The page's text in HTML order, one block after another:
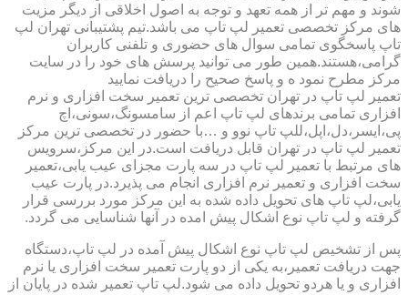
شوند و مهم تر از همه تعهد و توجه به اصول اخلاقی از دیگر مزیت
های مرکز تخصصی تعمیر لپ تاپ می باشد.تیم پشتیبانی تهران لپ
تاپ پاسخگوی تمامی سوال های حضوری و تلفنی کاربران
گرامی،هستند.همین طور می توانید پرسش های خود را در سایت
مرکز مطرح نمود ه و پاسخ صحیح را دریافت نمایید
تعمیر لپ تاپ در تهران تخصصی ترین تعمیر سخت افزاری و نرم
افزاری تمامی برندهای لپ تاپ اعم از سامسونگ،سونی،اچ
پی،ایسر،دل،اپل،للپ تاپ نوو و …با حضور در تخصصی ترین مرکز
تعمیر لپ تاپ در تهران قابل دریافت است.در این مرکز،سرویس
های مرتبط با تعمیر لپ تاپ در سه پارت مجزای عیب یابی،تعمیر
سخت افزاری و تعمیر نرم افزاری انجام می پذیرد.در پارت عیب
یابی،لپ تاپ های تحویل داده شده به این مرکز مورد بررسی قرار
گرفته و لپ تاپ نوع اشکال پیش امده در آنها شناسایی می گردد.
پس از تشخیص لپ تاپ نوع اشکال پیش آمده در لپ تاپ،دستگاه
جهت دریافت تعمیر،به یکی از دو پارت تعمیر سخت افزاری یا نرم
افزاری و یا هردو تحویل داده می شود.لپ تاپ تعمیر شده در پایان از